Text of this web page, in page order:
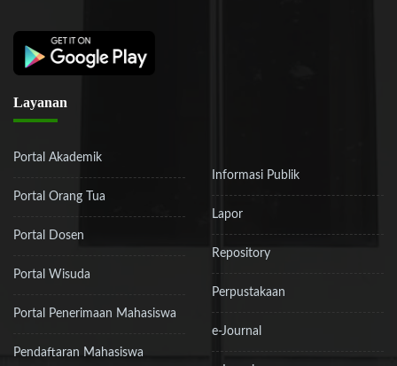
Layanan
Portal Akademik
Portal Orang Tua
Portal Dosen
Portal Wisuda
Portal Penerimaan Mahasiswa
Pendaftaran Mahasiswa
Informasi Publik
Lapor
Repository
Perpustakaan
e-Journal